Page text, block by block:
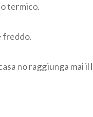
termico.
freddo.
no raggiunga mai